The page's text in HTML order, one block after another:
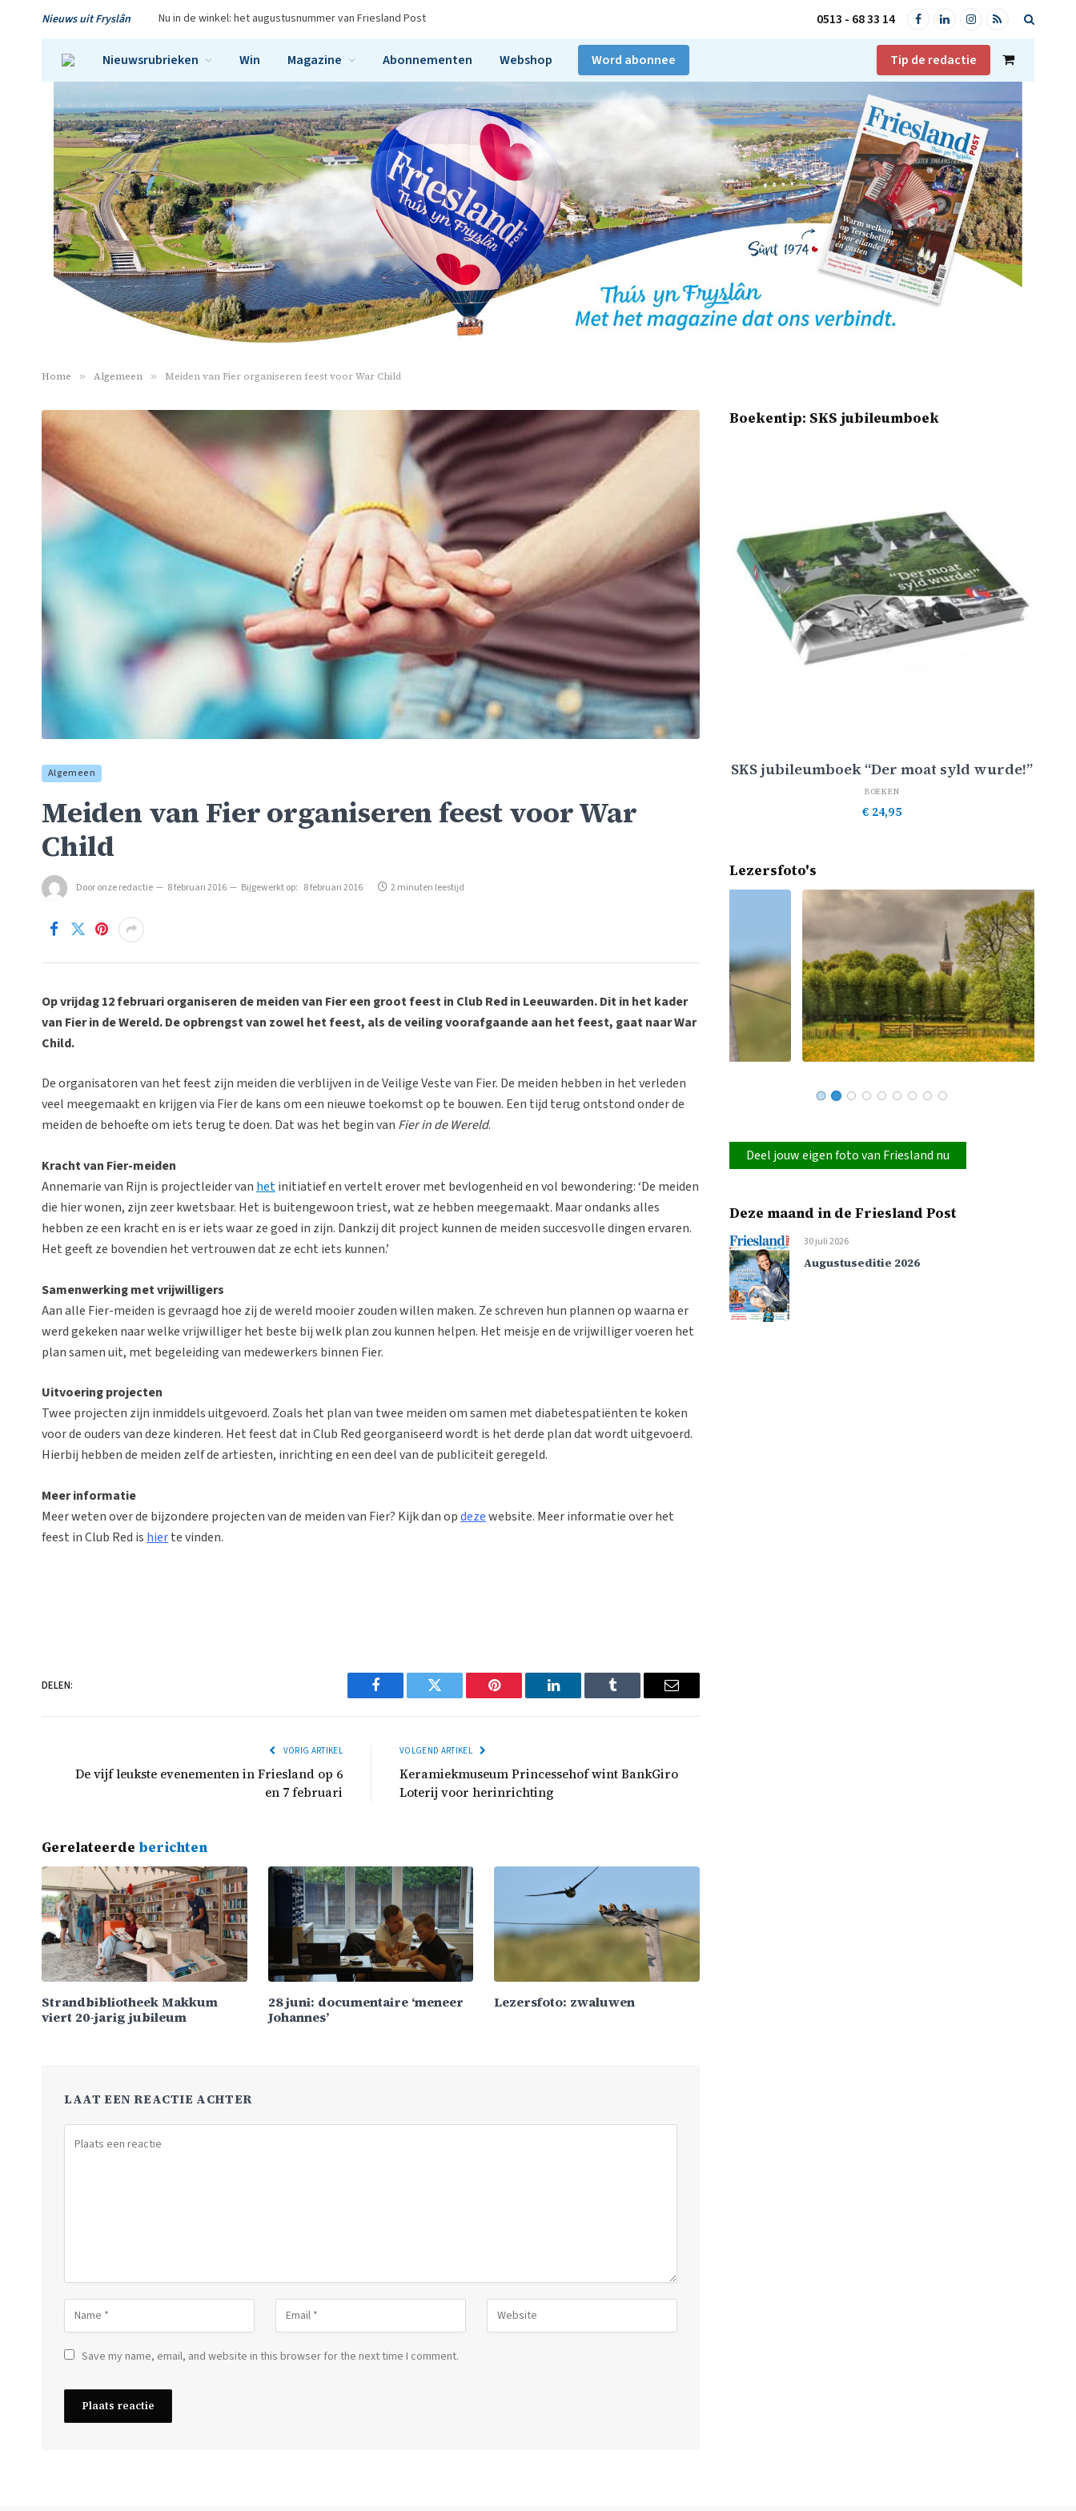
Nieuws uit Fryslân Nu in de winkel: het augustusnummer van Friesland Post 0513 - 68 33 14 FacebookLinkedInInstagram
RSS
Nieuwsrubrieken Win Magazine Abonnementen Webshop Word abonnee Tip de redactie
Shopping
Cart
Home » Algemeen » Meiden van Fier organiseren feest voor War Child
Algemeen
Meiden van Fier organiseren feest voor War
Child
Dooronze redactie 8 februari 2016 Bijgewerkt op: 8 februari 2016 2 minuten leestijd
Op vrijdag 12 februari organiseren de meiden van Fier een groot feest in Club Red in Leeuwarden. Dit in het kader
van Fier in de Wereld.De opbrengst van zowel het feest, als de veiling voorafgaande aan het feest, gaat naar War
Child.
De organisatoren van het feest zijn meiden die verblijven in de Veilige Veste van Fier. De meiden hebben in het verleden
veel meegemaakt en krijgen via Fier de kans om een nieuwe toekomst op te bouwen. Een tijd terug ontstond onder de
meiden de behoefte om iets terug te doen. Dat was het begin van Fier in de Wereld.
Kracht van Fier-meiden
Annemarie van Rijn is projectleider van hetinitiatief en vertelt erover met bevlogenheid en vol bewondering: ‘De meiden
die hier wonen, zijn zeer kwetsbaar. Het is buitengewoon triest, wat ze hebben meegemaakt. Maar ondanks alles
hebben ze een kracht en is er iets waar ze goed in zijn. Dankzij dit project kunnen de meiden succesvolle dingen ervaren.
Het geeft ze bovendien het vertrouwen dat ze echt iets kunnen.’
Samenwerking met vrijwilligers
Aan alle Fier-meiden is gevraagd hoe zij de wereld mooier zouden willen maken. Ze schreven hun plannen op waarna er
werd gekeken naar welke vrijwilliger het beste bij welk plan zou kunnen helpen. Het meisje en de vrijwilliger voeren het
plan samen uit, met begeleiding van medewerkers binnen Fier.
Uitvoering projecten
Twee projecten zijn inmiddels uitgevoerd. Zoals het plan van twee meiden om samen met diabetespatiënten te koken
voor de ouders van deze kinderen. Het feest dat in Club Red georganiseerd wordt is het derde plan dat wordt uitgevoerd.
Hierbij hebben de meiden zelf de artiesten, inrichting en een deel van de publiciteit geregeld.
Meer informatie
Meer weten over de bijzondere projecten van de meiden van Fier? Kijk dan opdezewebsite. Meer informatie over het
feest in Club Red is hierte vinden.
DELEN:
Facebook Twitter Pinterest LinkedIn Tumblr Email
VORIG ARTIKEL
De vijf leukste evenementen in Friesland op 6
en 7 februari
VOLGEND ARTIKEL
Keramiekmuseum Princessehof wint BankGiro
Loterij voor herinrichting
Gerelateerde berichten
Strandbibliotheek Makkum
viert 20-jarig jubileum
28 juni: documentaire ‘meneer
Johannes’
Lezersfoto: zwaluwen
LAAT EEN REACTIE ACHTER
Save my name, email, and website in this browser for the next time I comment.
Boekentip: SKS jubileumboek
SKS jubileumboek “Der moat syld wurde!”
BOEKEN
€ 24,95
Lezersfoto's
Deel jouw eigen foto van Friesland nu
Deze maand in de Friesland Post
30 juli 2026
Augustuseditie 2026